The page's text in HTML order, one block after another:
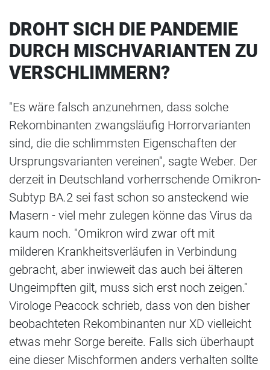
DROHT SICH DIE PANDEMIE
DURCH MISCHVARIANTEN ZU
VERSCHLIMMERN?
"Es wäre falsch anzunehmen, dass solche
Rekombinanten zwangsläufig Horrorvarianten
sind, die die schlimmsten Eigenschaften der
Ursprungsvarianten vereinen", sagte Weber. Der
derzeit in Deutschland vorherrschende Omikron-
Subtyp BA.2 sei fast schon so ansteckend wie
Masern - viel mehr zulegen könne das Virus da
kaum noch. "Omikron wird zwar oft mit
milderen Krankheitsverläufen in Verbindung
gebracht, aber inwieweit das auch bei älteren
Ungeimpften gilt, muss sich erst noch zeigen."
Virologe Peacock schrieb, dass von den bisher
beobachteten Rekombinanten nur XD vielleicht
etwas mehr Sorge bereite. Falls sich überhaupt
eine dieser Mischformen anders verhalten sollte